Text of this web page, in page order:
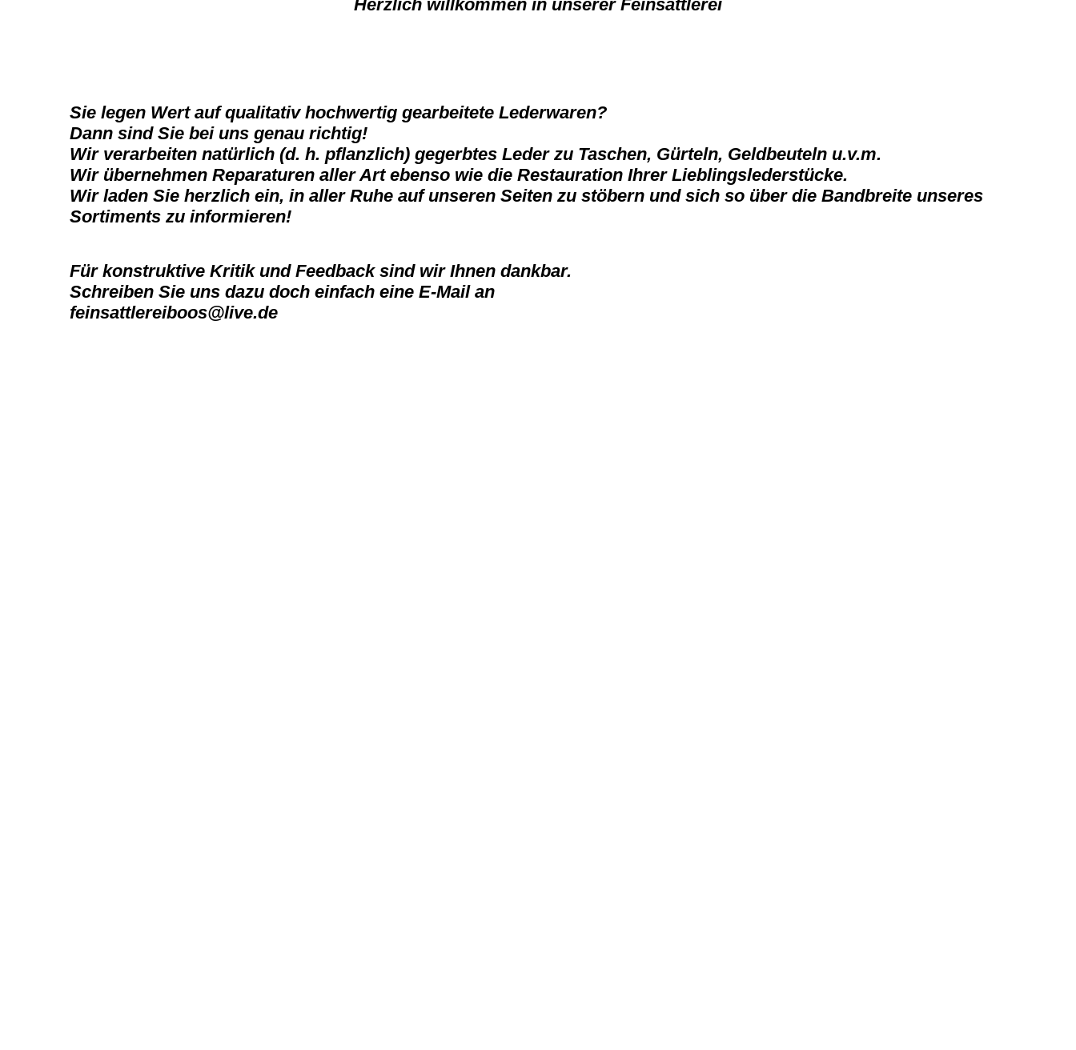
Herzlich willkommen in unserer Feinsattlerei
Sie legen Wert auf qualitativ hochwertig gearbeitete Lederwaren?
Dann sind Sie bei uns genau richtig!
Wir verarbeiten natürlich (d. h. pflanzlich) gegerbtes Leder zu Taschen, Gürteln, Geldbeuteln u.v.m.
Wir übernehmen Reparaturen aller Art ebenso wie die Restauration Ihrer Lieblingslederstücke.
Wir laden Sie herzlich ein, in aller Ruhe auf unseren Seiten zu stöbern und sich so über die Bandbreite unseres
Sortiments zu informieren!
Für konstruktive Kritik und Feedback sind wir Ihnen dankbar.
Schreiben Sie uns dazu doch einfach eine E-Mail an
feinsattlereiboos@live.de